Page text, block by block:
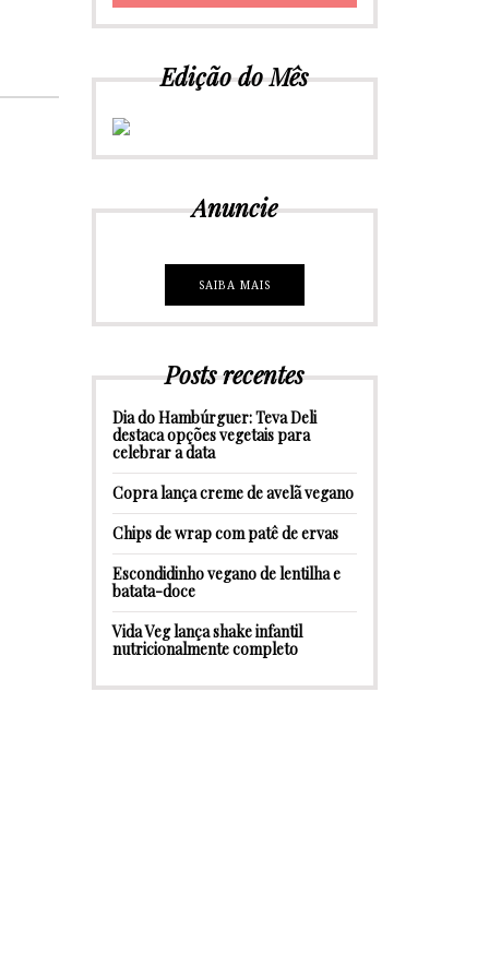
Edição do Mês
Anuncie
SAIBA MAIS
Posts recentes
Dia do Hambúrguer: Teva Deli
destaca opções vegetais para
celebrar a data
Copra lança creme de avelã vegano
Chips de wrap com patê de ervas
Escondidinho vegano de lentilha e
batata-doce
Vida Veg lança shake infantil
nutricionalmente completo